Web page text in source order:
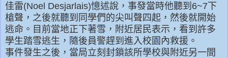
佳雷(Noel Desjarlais)憶述說，事發當時他聽到6~7下
槍聲，之後就聽到同學們的尖叫聲四起，然後就開始
逃命。目前當地正下著雪，附近居民表示，看到許多
學生踏雪逃生，隨後員警趕到進入校園內救援。
事件發生之後，當局立刻封鎖該所學校與附近另一間